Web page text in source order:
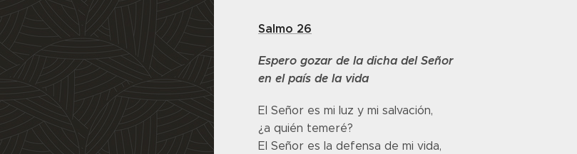
Salmo 26
Espero gozar de la dicha del Señor
en el país de la vida
El Señor es mi luz y mi salvación,
¿a quién temeré?
El Señor es la defensa de mi vida,